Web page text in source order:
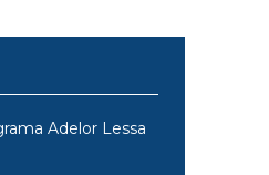
Adelor Lessa